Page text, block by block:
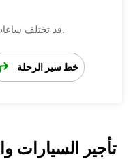
قد تختلف ساعات العمل هذه بسبب العطلات الرسمية.
خط سير الرحلة
تأجير السيارات